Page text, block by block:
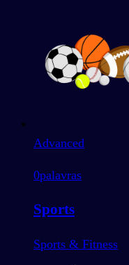
Advanced
0palavras
Sports
Sports & Fitness